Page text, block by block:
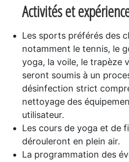
Activités et
Les sports préférés des
notamment le tennis, le
yoga, la voile, le trapèze
seront soumis à un
désinfection strict
nettoyage des
utilisateur.
Les cours de yoga et de
dérouleront en plein air.
La programmation des